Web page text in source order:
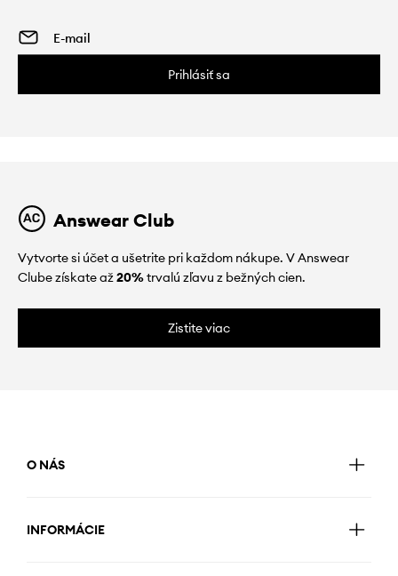
Prihlásiť sa
Answear Club
Vytvorte si účet a ušetrite pri každom nákupe. V Answear
Clube získate až20%trvalú zľavu z bežných cien.
Zistite viac
O NÁS
INFORMÁCIE